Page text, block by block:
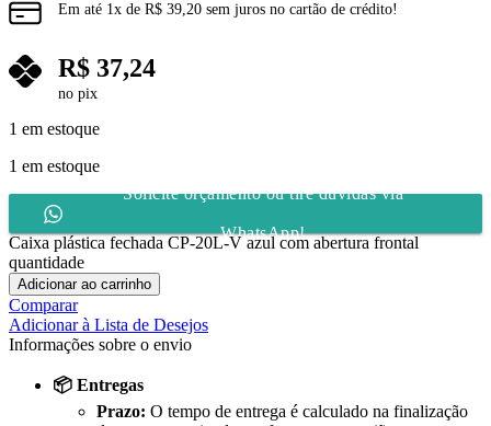
XXH
Em até 1x de R$ 39,20 sem juros no cartão de crédito!
R$ 37,24
no pix
1 em estoque
1 em estoque
Solicite orçamento ou tire dúvidas via
WhatsApp!
Caixa plástica fechada CP-20L-V azul com abertura frontal
quantidade
Adicionar ao carrinho
Comparar
Adicionar à Lista de Desejos
Informações sobre o envio
📦 Entregas
Prazo: O tempo de entrega é calculado na finalização